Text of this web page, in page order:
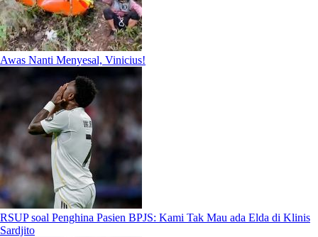
Awas Nanti Menyesal, Vinicius!
RSUP soal Penghina Pasien BPJS: Kami Tak Mau ada Elda di Klinis
Sardjito